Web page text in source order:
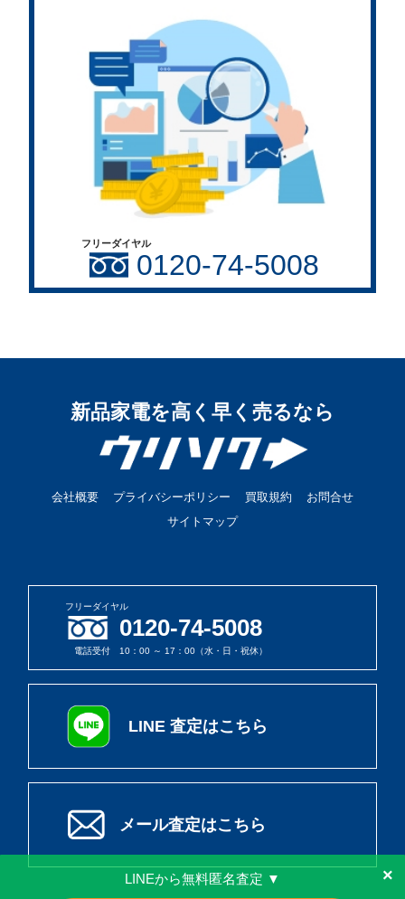
フリーダイヤル
0120-74-5008
新品家電を高く早く売るなら
会社概要 プライバシーポリシー 買取規約
お問合せ
サイトマップ
フリーダイヤル
0120-74-5008
電話受付 10：00 ～ 17：00（水・日・祝休）
LINE 査定はこちら
メール査定はこちら
LINEから無料匿名査定 ▼ ×